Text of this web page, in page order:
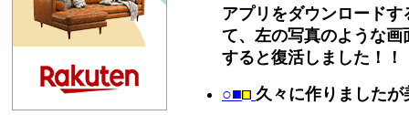
アプリをダウンロード
て、左の写真のような
すると復活しました！！
○■ 久々に作りました